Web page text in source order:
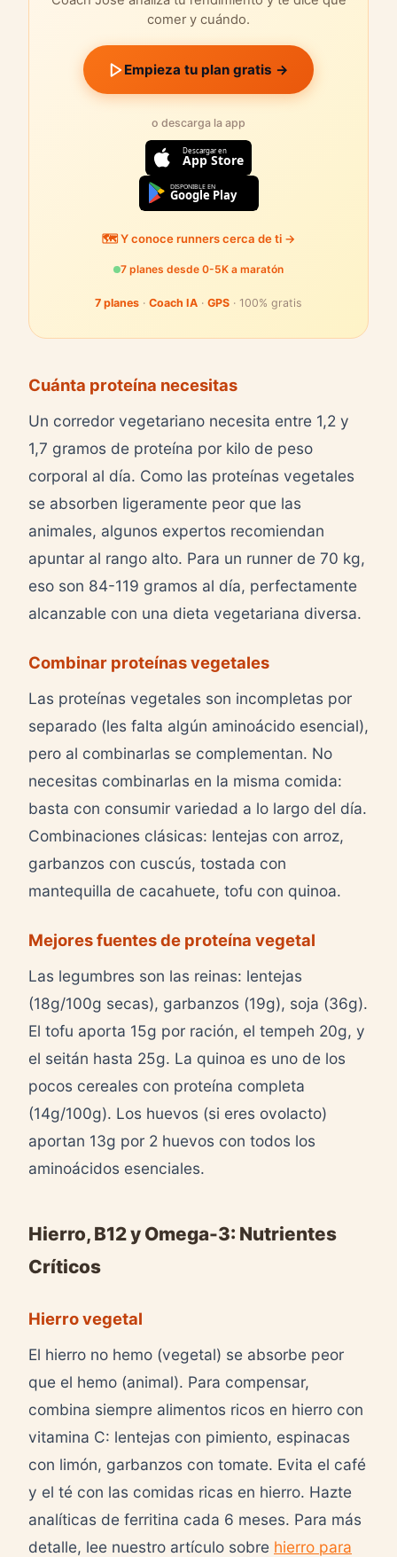
comer y cuándo.
Empieza tu plan gratis →
o descarga la app
Descargar en
App Store
DISPONIBLE EN
Google Play
🗺️ Y conoce runners cerca de ti →
7 planes desde 0-5K a maratón
7 planes · Coach IA · GPS · 100% gratis
Cuánta proteína necesitas
Un corredor vegetariano necesita entre 1,2 y
1,7 gramos de proteína por kilo de peso
corporal al día. Como las proteínas vegetales
se absorben ligeramente peor que las
animales, algunos expertos recomiendan
apuntar al rango alto. Para un runner de 70 kg,
eso son 84-119 gramos al día, perfectamente
alcanzable con una dieta vegetariana diversa.
Combinar proteínas vegetales
Las proteínas vegetales son incompletas por
separado (les falta algún aminoácido esencial),
pero al combinarlas se complementan. No
necesitas combinarlas en la misma comida:
basta con consumir variedad a lo largo del día.
Combinaciones clásicas: lentejas con arroz,
garbanzos con cuscús, tostada con
mantequilla de cacahuete, tofu con quinoa.
Mejores fuentes de proteína vegetal
Las legumbres son las reinas: lentejas
(18g/100g secas), garbanzos (19g), soja (36g).
El tofu aporta 15g por ración, el tempeh 20g, y
el seitán hasta 25g. La quinoa es uno de los
pocos cereales con proteína completa
(14g/100g). Los huevos (si eres ovolacto)
aportan 13g por 2 huevos con todos los
aminoácidos esenciales.
Hierro, B12 y Omega-3: Nutrientes
Críticos
Hierro vegetal
El hierro no hemo (vegetal) se absorbe peor
que el hemo (animal). Para compensar,
combina siempre alimentos ricos en hierro con
vitamina C: lentejas con pimiento, espinacas
con limón, garbanzos con tomate. Evita el café
y el té con las comidas ricas en hierro. Hazte
analíticas de ferritina cada 6 meses. Para más
detalle, lee nuestro artículo sobre hierro para